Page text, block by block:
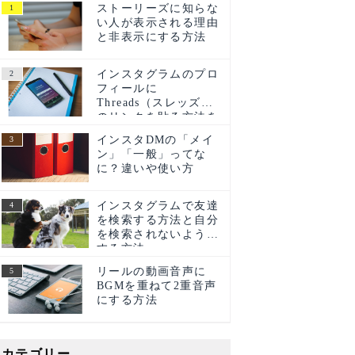
ストーリーズに知らな
い人が表示される理由
と非表示にする方法
インスタグラムのプロ
フィールに
Threads（スレッズ）
のリンクを貼る方法を
インスタDMの「メイ
ン」「一般」ってな
に？違いや使い方
インスタグラムで友達
を検索する方法と自分
を検索されないように
する方法
リールの動画音声に
BGMを重ねて2重音声
にする方法